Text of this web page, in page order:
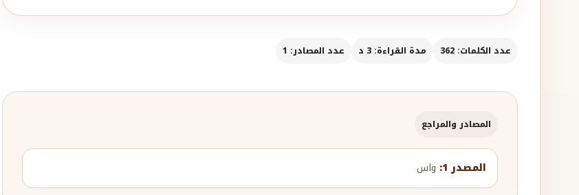
عدد الكلمات: 362 مدة القراءة: 3 د عدد المصادر: 1
المصادر والمراجع
المصدر 1: واس